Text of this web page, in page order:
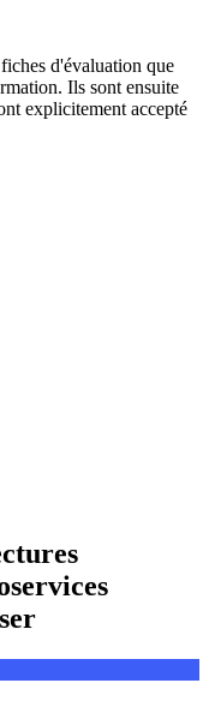
d'évaluation que
Ils sont ensuite
explicitement accepté